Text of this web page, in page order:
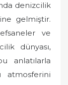
denizcilik
gelmiştir.
ve
dünyası,
anlatılarla
atmosferini